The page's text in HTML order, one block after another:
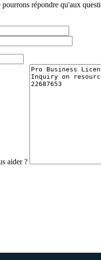
répondre qu'aux
aider ?